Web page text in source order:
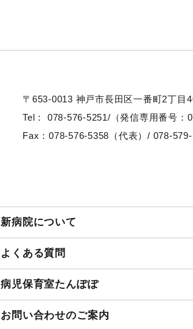
〒653-0013 神戸市長田区一番町2丁目
Tel：
078-576-5251/（発信専用番号：
Fax：078-576-5358（代表）/ 078-
新病院について
よくある質問
病児保育室たんぽぽ
お問い合わせのご案内